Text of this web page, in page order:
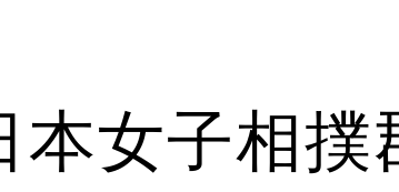
本女子相撲